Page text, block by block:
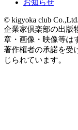
お知らせ
© kigyoka club
企業家倶楽部の出版
章・画像・映像等は
著作権者の承諾を受
じられています。